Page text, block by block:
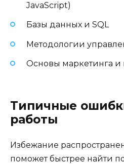
JavaScript)
Базы данных и SQL
Методологии
Основы маркетинга
Типичные
работы
Избежание
поможет быстрее найти